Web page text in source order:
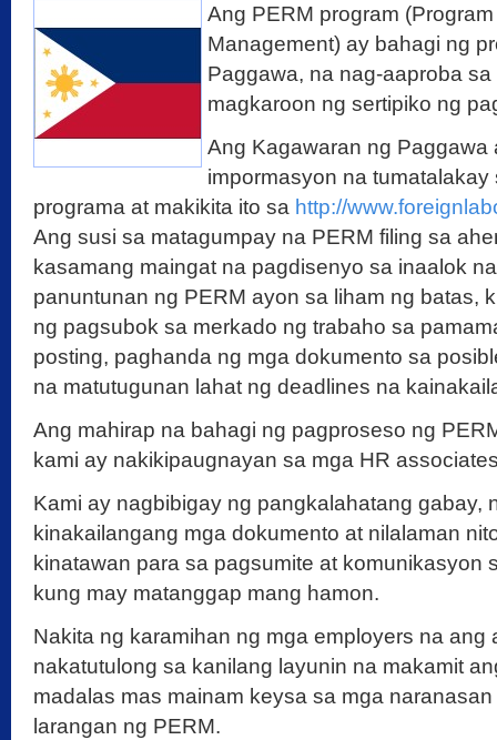
Ang PERM program
Management) ay bahagi ng
Paggawa, na nag-aaproba
magkaroon ng sertipiko ng
Ang Kagawaran ng Paggawa
impormasyon na
programa at makikita ito sa http://
Ang susi sa matagumpay na PERM filing sa
kasamang maingat na pagdisenyo sa inaalok
panuntunan ng PERM ayon sa liham ng batas,
ng pagsubok sa merkado ng trabaho sa
posting, paghanda ng mga dokumento sa
na matutugunan lahat ng deadlines na
Ang mahirap na bahagi ng pagproseso ng
kami ay nakikipaugnayan sa mga HR
Kami ay nagbibigay ng pangkalahatang gabay,
kinakailangang mga dokumento at nilalaman
kinatawan para sa pagsumite at komunikasyon
kung may matanggap mang hamon.
Nakita ng karamihan ng mga employers na ang
nakatutulong sa kanilang layunin na makamit
madalas mas mainam keysa sa mga
larangan ng PERM.